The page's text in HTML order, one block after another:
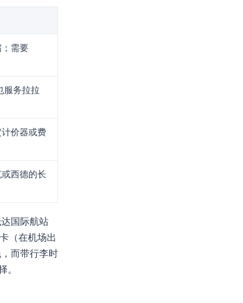
需要
服务拉拉
价器或费
西德的长
国际航站
（在机场出
而带行李时
。